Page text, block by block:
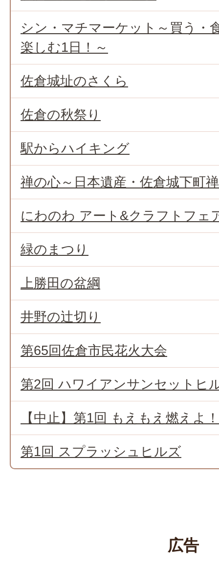
シン・マチマーケット～買う・
楽しむ1日！～
佐倉城址のさくら
佐倉の秋祭り
駅からハイキング
禅の心～日本遺産・佐倉城下町
にわのわ アート&クラフトフェ
緑のまつり
上勝田の盆綱
井野の辻切り
第65回佐倉市民花火大会
第2回 ハワイアンサンセットヒ
【中止】第1回 もえもえ燃えよ
第1回 スプラッシュヒルズ
広告